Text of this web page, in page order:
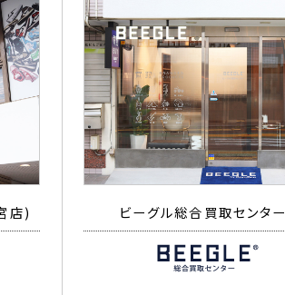
店) ビーグル総合買取センター